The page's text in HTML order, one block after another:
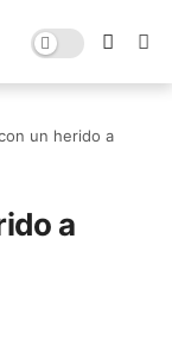
un herido a
a